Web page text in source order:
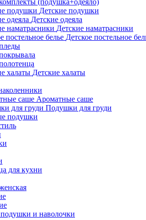
(подушка+одеяло)
Детские подушки
Детские одеяла
Детские наматрасники
Детское постельное
Детские халаты
Ароматные саше
Подушки для груди
подушки
для кухни
и наволочки